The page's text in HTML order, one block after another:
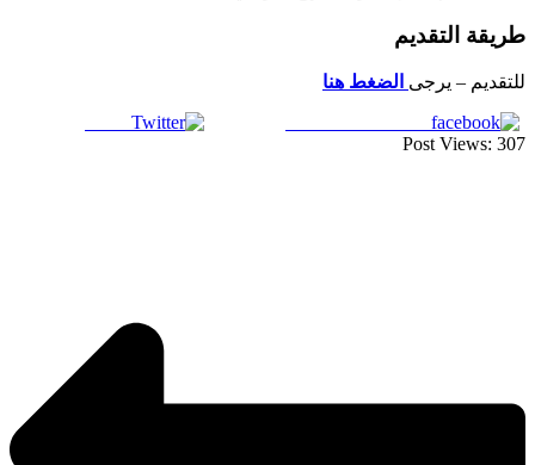
طريقة التقديم
للتقديم – يرجى الضغط هنا
Post Views: 307